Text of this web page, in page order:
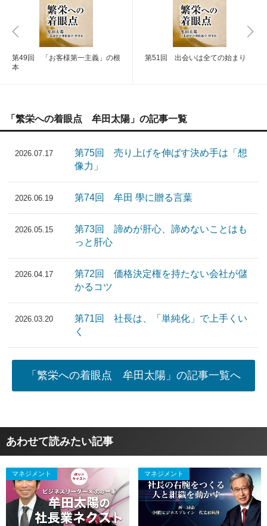
第49回 「お客様第一主義」の根
本
第51回 出会いは全ての始まり
「繁栄への着眼点 牟田太陽」の記事一覧
2026.07.17
第75回 売り上げを伸ばす決め手は「想
像力」
2026.06.19 第74回 牟田 學に贈る言葉
2026.05.15
第73回 諦めが肝心、諦めないことはも
っと肝心
2026.04.17
第72回 価格決定権を持たない会社が儲
かるコツ
2026.03.20
第71回 社長は、「単純化」で上手くい
く
「繁栄への着眼点 牟田太陽」の記事一覧へ
あわせて読みたい記事
マネジメント マネジメント